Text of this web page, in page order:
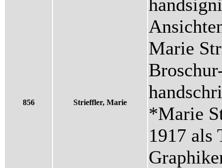
856 Strieffler, Marie
Marie
*Marie
1917 als